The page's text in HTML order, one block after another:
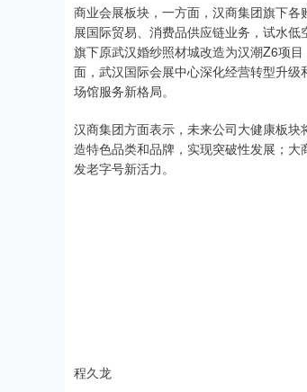
商业会展板块，一方面，汉商集团旗下
展国际贸易、消费品供应链业务，试水
旗下原武汉婚纱照材城改造为汉潮Z6项
面，武汉国际会展中心深化经营转型升
场馆服务新格局。
汉商集团方面表示，未来公司大健康板
造特色品类和品牌，实现突破性发展；
发老字号新活力。
程久龙